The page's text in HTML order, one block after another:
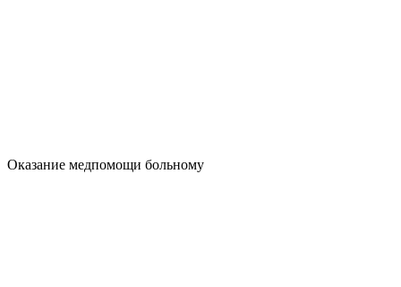
Оказание медпомощи больному